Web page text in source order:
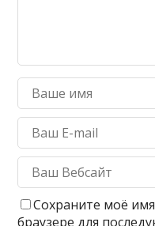
Сохраните моё
браузере для